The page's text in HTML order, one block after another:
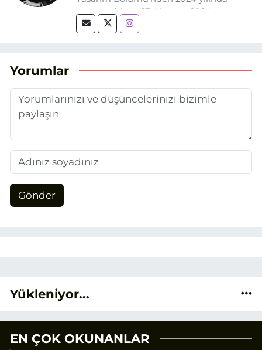
mezun oldum. 17 Ağustos 2024
tarihinde, Grafik Tasarım alanında staj
adım attım.
Yorumlar
Gönder
Yükleniyor...
EN ÇOK OKUNANLAR